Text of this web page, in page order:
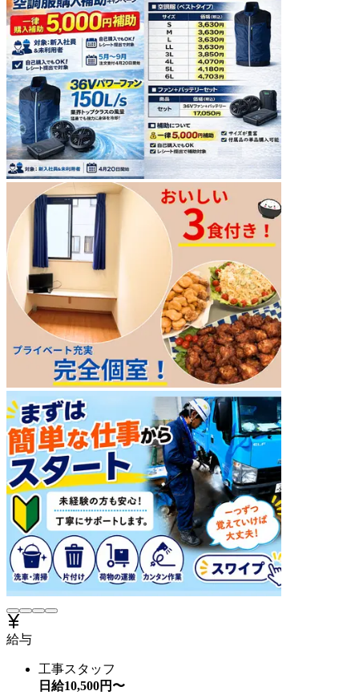
給与
工事スタッフ
日給10,500円〜